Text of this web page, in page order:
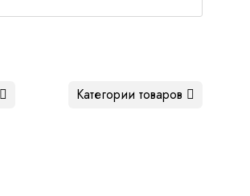
Категории товаров